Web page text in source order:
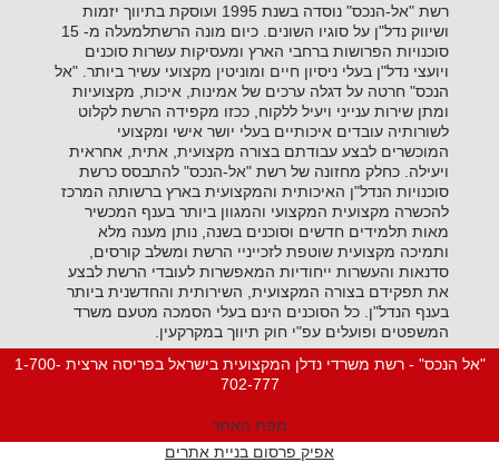
רשת "אל-הנכס" נוסדה בשנת 1995 ועוסקת בתיווך יזמות
ושיווק נדל"ן על סוגיו השונים. כיום מונה הרשתלמעלה מ- 15
סוכנויות הפרושות ברחבי הארץ ומעסיקות עשרות סוכנים
ויועצי נדל"ן בעלי ניסיון חיים ומוניטין מקצועי עשיר ביותר. "אל
הנכס" חרטה על דגלה ערכים של אמינות, איכות, מקצועיות
ומתן שירות ענייני ויעיל ללקוח, ככזו מקפידה הרשת לקלוט
לשורותיה עובדים איכותיים בעלי יושר אישי ומקצועי
המוכשרים לבצע עבודתם בצורה מקצועית, אתית, אחראית
ויעילה. כחלק מחזונה של רשת "אל-הנכס" להתבסס כרשת
סוכנויות הנדל"ן האיכותית והמקצועית בארץ ברשותה המרכז
להכשרה מקצועית המקצועי והמגוון ביותר בענף המכשיר
מאות תלמידים חדשים וסוכנים בשנה, נותן מענה מלא
ותמיכה מקצועית שוטפת לזכייניי הרשת ומשלב קורסים,
סדנאות והעשרות ייחודיות המאפשרות לעובדי הרשת לבצע
את תפקידם בצורה המקצועית, השירותית והחדשנית ביותר
בענף הנדל"ן. כל הסוכנים הינם בעלי הסמכה מטעם משרד
המשפטים ופועלים עפ"י חוק תיווך במקרקעין.
"אל הנכס" - רשת משרדי נדלן המקצועית בישראל בפריסה ארצית 1-700-
702-777
מפת האתר
אפיק פרסום בניית אתרים